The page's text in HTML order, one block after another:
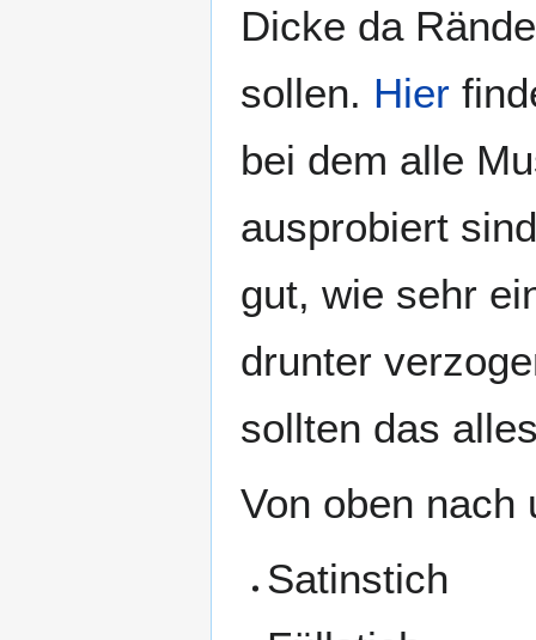
Dicke da
sollen. Hier
bei dem alle
ausprobiert
gut, wie sehr
drunter
sollten das
Von oben nach
Satinstich